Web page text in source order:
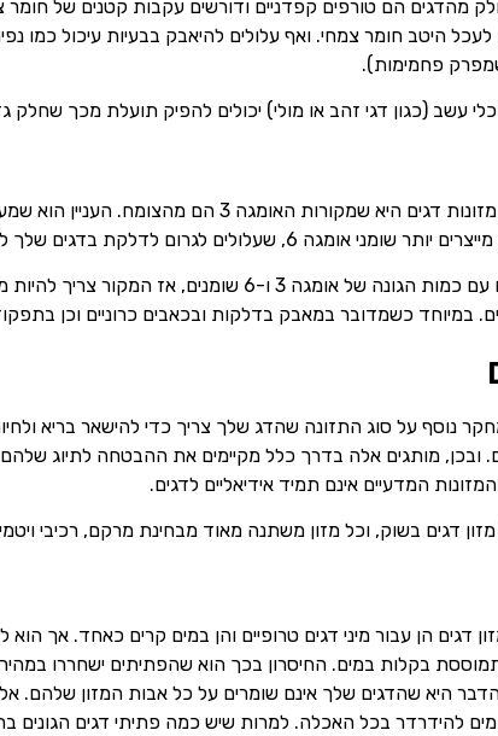
מהדגים הם טורפים קפדניים ודורשים עקבות קטנים של
לעכל היטב חומר צמחי. ואף עלולים להיאבק בבעיות עיכול כמו
פחמימות).
עשב (כגון דגי זהב או מולי) יכולים להפיק תועלת מכך
בעיה נפוצה שאנו רואים במגוון מזונות דגים היא
אם אתה רוצה למצוא מזון דגים עם כמות הגונה של
נוסף על סוג התזונה שהדג שלך צריך כדי להישאר בריא
ובכן, מותגים אלה בדרך כלל מקיימים את ההבטחה לתיוג
המדעיים אינם תמיד אידיאליים לדגים.
דגים בשוק, וכל מזון משתנה מאוד מבחינת מרקם, רכיבי
דגים הן עבור מיני דגים טרופיים והן במים קרים כאחד. אך
בקלות במים. החיסרון בכך הוא שהפתיתים ישחררו
היא שהדגים שלך אינם שומרים על כל אבות המזון שלהם.
להידרדר בכל האכלה. למרות שיש כמה פתיתי דגים הגונים